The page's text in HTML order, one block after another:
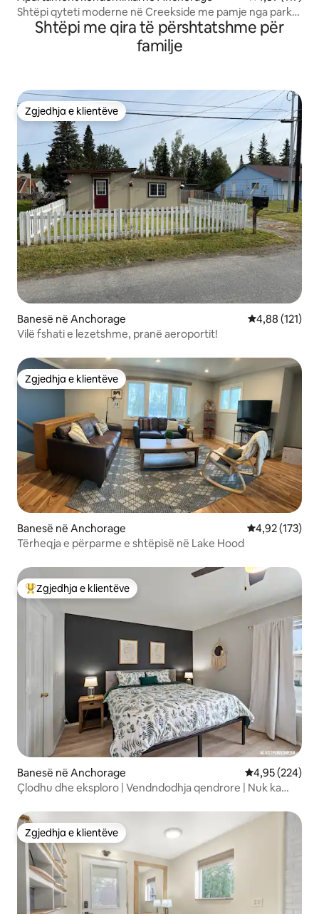
Shtëpi qyteti moderne në Creekside me pamje nga parku
- U Med
Shtëpi me qira të përshtatshme për
familje
Zgjedhja e klientëve
Zgjedhja e klientëve
Banesë në Anchorage Vlerësimi
4,88 (121)
Vilë fshati e lezetshme, pranë aeroportit!
Zgjedhja e klientëve
Zgjedhja e klientëve
Banesë në Anchorage Vlerësimi
4,92 (173)
Tërheqja e përparme e shtëpisë në Lake Hood
Më të mirat e zgjedhjeve të klientëve
Zgjedhja e klientëve
Banesë në Anchorage Vlerësimi
4,95 (224)
Çlodhu dhe eksploro | Vendndodhja qendrore | Nuk ka
Zgjedhja e klientëve
Zgjedhja e klientëve